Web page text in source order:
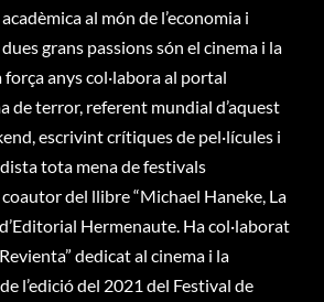
al món de l’economia i
dues grans passions són el cinema i la
anys col·labora al portal
de terror, referent mundial d’aquest
escrivint crítiques de pel·lícules i
tota mena de festivals
del llibre “Michael Haneke, La
Hermenaute. Ha col·laborat
dedicat al cinema i la
l’edició del 2021 del Festival de